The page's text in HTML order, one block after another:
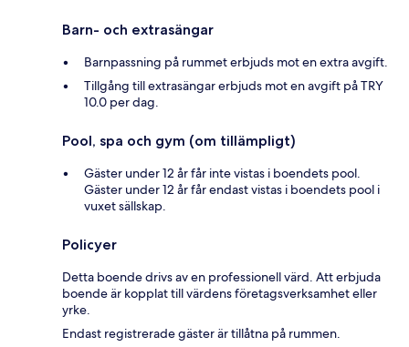
Barn- och extrasängar
Barnpassning på rummet erbjuds mot en extra avgift.
Tillgång till extrasängar erbjuds mot en avgift på TRY
10.0 per dag.
Pool, spa och gym (om tillämpligt)
Gäster under 12 år får inte vistas i boendets pool.
Gäster under 12 år får endast vistas i boendets pool i
vuxet sällskap.
Policyer
Detta boende drivs av en professionell värd. Att erbjuda
boende är kopplat till värdens företagsverksamhet eller
yrke.
Endast registrerade gäster är tillåtna på rummen.